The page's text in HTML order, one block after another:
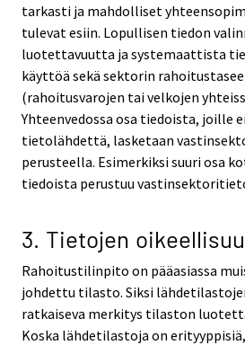
tarkasti ja mahdolliset
tulevat esiin. Lopullisen tiedon
luotettavuutta ja systemaattista
käyttöä sekä sektorin
(rahoitusvarojen tai velkojen
Yhteenvedossa osa tiedoista, joille
tietolähdettä, lasketaan
perusteella. Esimerkiksi suuri osa
tiedoista perustuu
3. Tietojen
Rahoitustilinpito on pääasiassa
johdettu tilasto. Siksi
ratkaiseva merkitys tilaston
Koska lähdetilastoja on erityyppisiä,